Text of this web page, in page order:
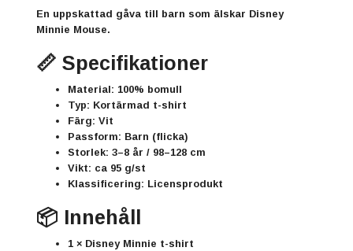
En uppskattad gåva till barn som älskar Disney
Minnie Mouse.
📏 Specifikationer
Material: 100% bomull
Typ: Kortärmad t-shirt
Färg: Vit
Passform: Barn (flicka)
Storlek: 3–8 år / 98–128 cm
Vikt: ca 95 g/st
Klassificering: Licensprodukt
📦 Innehåll
1 × Disney Minnie t-shirt